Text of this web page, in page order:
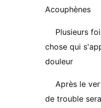
Acouphènes
Plusieurs
chose qui
douleur
Après le
de trouble